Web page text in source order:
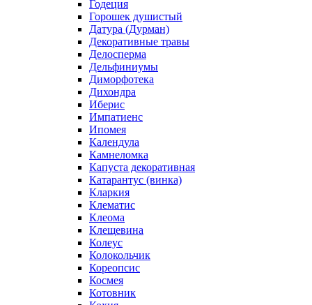
Годеция
Горошек душистый
Датура (Дурман)
Декоративные травы
Делосперма
Дельфиниумы
Диморфотека
Дихондра
Иберис
Импатиенс
Ипомея
Календула
Камнеломка
Капуста декоративная
Катарантус (винка)
Кларкия
Клематис
Клеома
Клещевина
Колеус
Колокольчик
Кореопсис
Космея
Котовник